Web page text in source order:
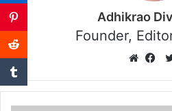
Adhikrao
Founder,